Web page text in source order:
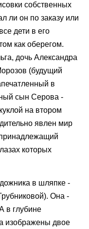
собственных
ли он по заказу или
дети в его
как оберегом.
дочь Александра
(будущий
в
сын Серова -
на втором
явлен мир
которых
в шляпке -
Она -
в глубине
изображены двое